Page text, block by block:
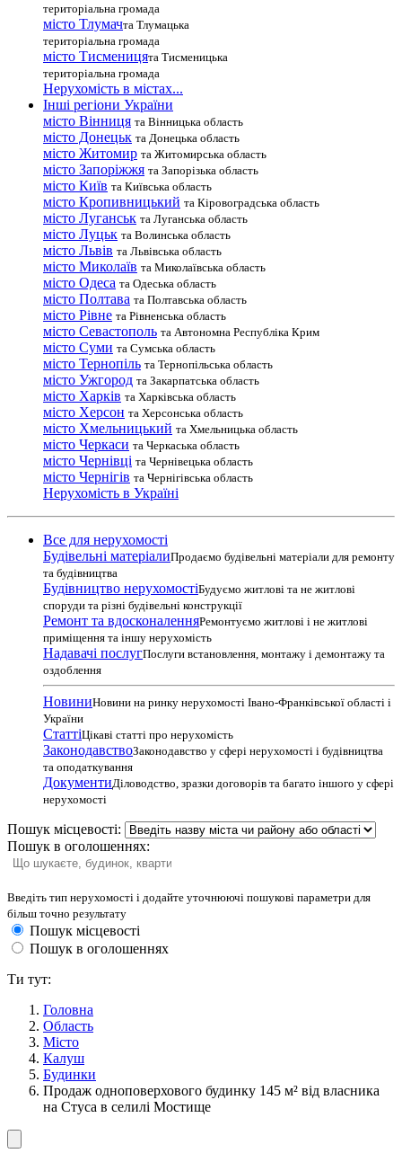
територіальна громада
місто Тлумачта Тлумацька
територіальна громада
місто Тисменицята Тисменицька
територіальна громада
Нерухомість в містах...
Інші регіони України
місто Вінниця та Вінницька область
місто Донецьк та Донецька область
місто Житомир та Житомирська область
місто Запоріжжя та Запорізька область
місто Київ та Київська область
місто Кропивницький та Кіровоградська область
місто Луганськ та Луганська область
місто Луцьк та Волинська область
місто Львів та Львівська область
місто Миколаїв та Миколаївська область
місто Одеса та Одеська область
місто Полтава та Полтавська область
місто Рівне та Рівненська область
місто Севастополь та Автономна Республіка Крим
місто Суми та Сумська область
місто Тернопіль та Тернопільська область
місто Ужгород та Закарпатська область
місто Харків та Харківська область
місто Херсон та Херсонська область
місто Хмельницький та Хмельницька область
місто Черкаси та Черкаська область
місто Чернівці та Чернівецька область
місто Чернігів та Чернігівська область
Нерухомість в Україні
Все для нерухомості
Будівельні матеріалиПродаємо будівельні матеріали для ремонту
та будівництва
Будівництво нерухомостіБудуємо житлові та не житлові
споруди та різні будівельні конструкції
Ремонт та вдосконаленняРемонтуємо житлові і не житлові
приміщення та іншу нерухомість
Надавачі послугПослуги встановлення, монтажу і демонтажу та
оздоблення
НовиниНовини на ринку нерухомості Івано-Франківської області і
України
СтаттіЦікаві статті про нерухомість
ЗаконодавствоЗаконодавство у сфері нерухомості і будівництва
та оподаткування
ДокументиДіловодство, зразки договорів та багато іншого у сфері
нерухомості
Пошук місцевості:
Пошук в оголошеннях:
Введіть тип нерухомості і додайте уточнюючі пошукові параметри для
більш точно результату
Пошук місцевості
Пошук в оголошеннях
Ти тут:
Головна
Область
Місто
Калуш
Будинки
Продаж одноповерхового будинку 145 м² від власника
на Стуса в селилі Мостище